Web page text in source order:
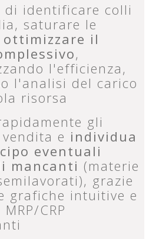
di identificare colli
saturare le
ottimizzare il
,
l'efficienza,
l'analisi del carico
risorsa
gli
e individua
eventuali
mancanti (materie
grazie
grafiche intuitive e
CRP